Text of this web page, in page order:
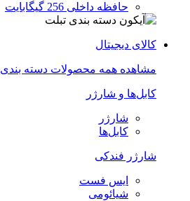
حافظه داخلی 256 گیگابایت
کالای دیجیتال
مشاهده همه محصولات دسته بندی
کابل‌ها و شارژر
شارژر
کابل‌ها
شارژر فندکی
ایس فست
شیائومی